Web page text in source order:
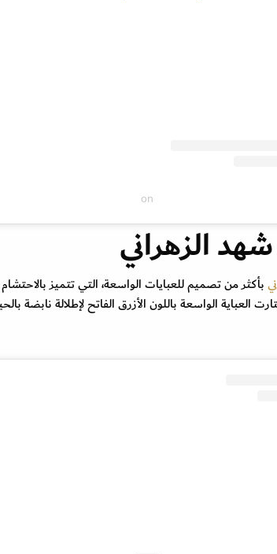
on
الزهراني
بأكثر من تصميم للعبايات الواسعة، التي تتميز
العباية الواسعة باللون الأزرق الفاتح لإطلالة نابضة